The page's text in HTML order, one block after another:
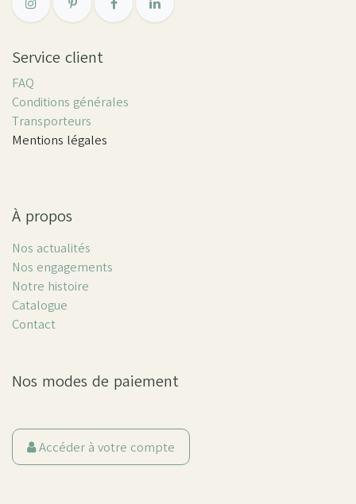
Service client
FAQ
Conditions générales
Transporteurs
Mentions légales
À propos
Nos actualités
Nos engagements
Notre histoire
Catalogue
Contact
Nos modes de paiement
Accéder à votre compte